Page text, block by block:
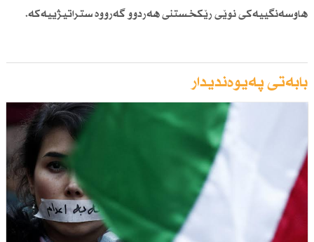
هاوسەنگییەكی نوێی رێكخستنی هەردوو گەرووە ستراتیژییەكە.
بابەتی پەیوەندیدار